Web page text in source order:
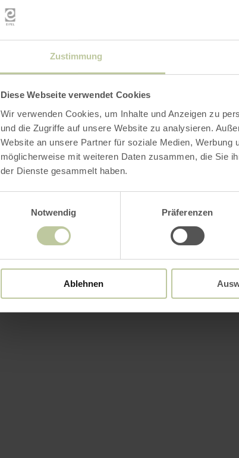
Zustimmung
Diese Webseite verwendet Cookies
Wir verwenden Cookies, um Inhalte und Anzeigen zu
und die Zugriffe auf unsere Website zu analysieren.
Website an unsere Partner für soziale Medien,
möglicherweise mit weiteren Daten zusammen, die Sie
der Dienste gesammelt haben.
Notwendig
Präferenzen
Ablehnen